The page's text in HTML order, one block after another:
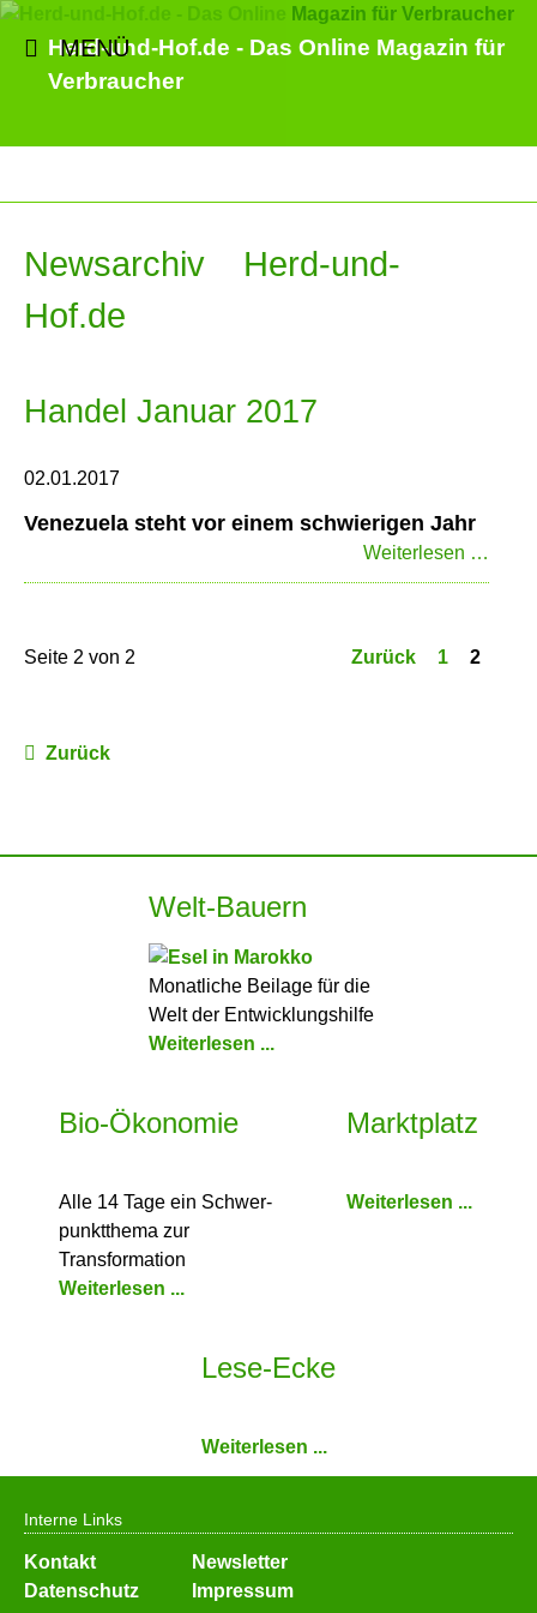
Herd-und-Hof.de - Das Online Magazin für
Verbraucher
MENÜ
Newsarchiv Herd-und-
Hof.de
Handel Januar 2017
02.01.2017
Venezuela steht vor einem schwierigen Jahr
Weiterlesen …
steht
Seite 2 von 2 Zurück 1 2
Zurück
Welt-Bauern
Monatliche Beilage für die
Welt der Entwicklungshilfe
Weiterlesen ...
Bio-Ökonomie
Alle 14 Tage ein Schwer­
punkt­thema zur
Transformation
Weiterlesen ...
Marktplatz
Weiterlesen ...
Lese-Ecke
Weiterlesen ...
Interne Links
Navigation
überspringen
Kontakt
Newsletter
Datenschutz
Impressum